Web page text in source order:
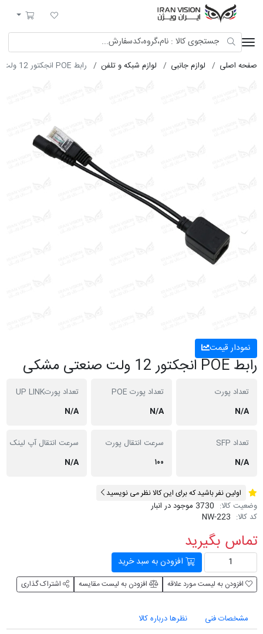
لیست مورد علاقه
سبد خرید
صفحه اصلی لوازم جانبی لوازم شبکه و تلفن رابط POE انجکتور 12 ولت صنعتی مشکی
نمودار قیمت
رابط POE انجکتور 12 ولت صنعتی مشکی
تعداد پورت
N/A
تعداد پورت POE
N/A
تعداد پورتUP LINK
N/A
تعداد SFP
N/A
سرعت انتقال پورت
۱۰۰
سرعت انتقال آپ لینک
N/A
اولین نفر باشید که برای این کالا نظر می نویسید
وضعیت کالا: 3730 موجود در انبار
کد کالا: NW-223
تماس بگیرید
افزودن به سبد خرید
افزودن به لیست مورد علاقه افزودن به لیست مقایسه اشتراک گذاری
مشخصات فنی نظرها درباره کالا